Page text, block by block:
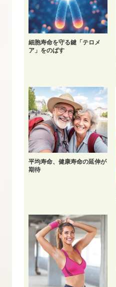
細胞寿命を守る鍵「テロメ
ア」をのばす
平均寿命、健康寿命の延伸が
期待